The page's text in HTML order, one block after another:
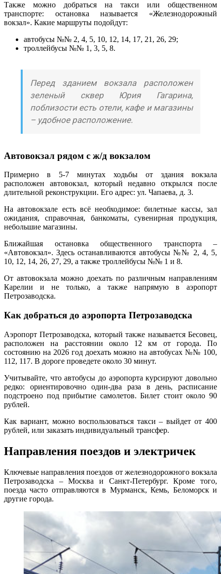
Также можно добраться на такси или общественном
транспорте: остановка называется «Железнодорожный
вокзал». Какие маршруты подойдут:
автобусы №№ 2, 4, 5, 10, 12, 14, 17, 21, 26, 29;
троллейбусы №№ 1, 3, 5, 8.
Перед зданием вокзала расположен
зеленый сквер Юрия Гагарина,
поблизости есть отели, кафе и магазины
– удобное расположение.
Автовокзал рядом с ж/д вокзалом
Примерно в 5-7 минутах ходьбы от здания вокзала
расположен автовокзал, который недавно открылся после
длительной реконструкции. Его адрес: ул. Чапаева, д. 3.
На автовокзале есть всё необходимое: билетные кассы, зал
ожидания, справочная, банкоматы, сувенирная продукция,
небольшие магазины.
Ближайшая остановка общественного транспорта –
«Автовокзал». Здесь останавливаются автобусы №№ 2, 4, 5,
10, 12, 14, 26, 27, 29, а также троллейбусы №№ 1 и 8.
От автовокзала можно доехать по различным направлениям
Карелии и не только, а также напрямую в аэропорт
Петрозаводска.
Как добраться до аэропорта Петрозаводска
Аэропорт Петрозаводска, который также называется Бесовец,
расположен на расстоянии около 12 км от города. По
состоянию на 2026 год доехать можно на автобусах №№ 100,
112, 117. В дороге проведете около 30 минут.
Учитывайте, что автобусы до аэропорта курсируют довольно
редко: ориентировочно один-два раза в день, расписание
подстроено под прибытие самолетов. Билет стоит около 90
рублей.
Как вариант, можно воспользоваться такси – выйдет от 400
рублей, или заказать индивидуальный трансфер.
Направления поездов и электричек
Ключевые направления поездов от железнодорожного вокзала
Петрозаводска – Москва и Санкт-Петербург. Кроме того,
поезда часто отправляются в Мурманск, Кемь, Беломорск и
другие города.